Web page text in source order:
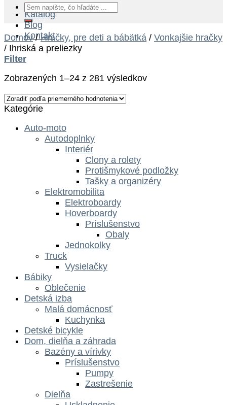
Katalóg
Blog
Kontakt
Hľadať:
Domov / Hračky, pre deti a bábätká / Vonkajšie hračky
/ Ihriská a preliezky
Filter
Zobrazených 1–24 z 281 výsledkov
Kategórie
Auto-moto
Autodoplnky
Interiér
Clony a rolety
Protišmykové podložky
Tašky a organizéry
Elektromobilita
Elektroboardy
Hoverboardy
Príslušenstvo
Obaly
Jednokolky
Truck
Vysielačky
Bábiky
Oblečenie
Detská izba
Malá domácnosť
Kuchynka
Detské bicykle
Dom, dielňa a záhrada
Bazény a vírivky
Príslušenstvo
Pumpy
Zastrešenie
Dielňa